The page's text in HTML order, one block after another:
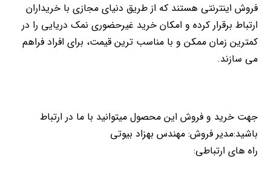
فروش اینترنتی هستند که از طریق دنیای مجازی با خریداران
ارتباط برقرار کرده و امکان خرید غیرحضوری نمک دریایی را در
کمترین زمان ممکن و با مناسب ترین قیمت، برای افراد فراهم
می سازند.
جهت خرید و فروش این محصول میتوانید با ما در ارتباط
باشید:مدیر فروش: مهندس بهزاد بیوتی
راه های ارتباطی: